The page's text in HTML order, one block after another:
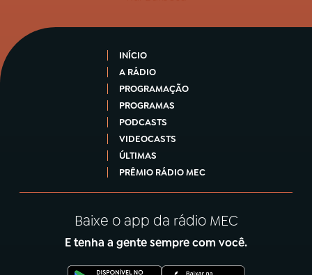
INÍCIO
A RÁDIO
PROGRAMAÇÃO
PROGRAMAS
PODCASTS
VIDEOCASTS
ÚLTIMAS
PRÊMIO RÁDIO MEC
Baixe o app da rádio MEC
E tenha a gente sempre com você.